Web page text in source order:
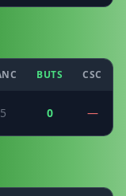
BUTS CSC
5 0 —